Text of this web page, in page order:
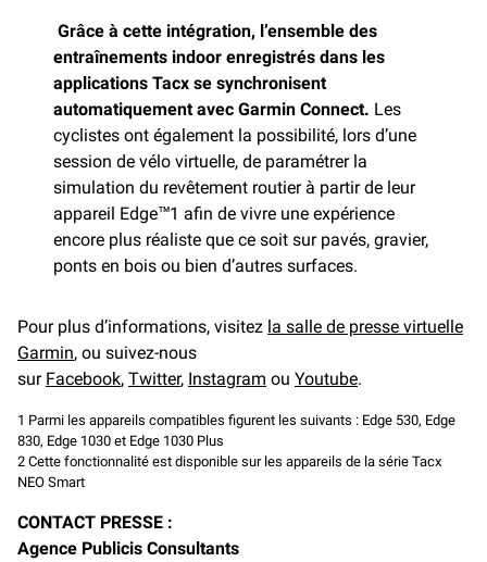
Grâce à cette intégration, l’ensemble des
entraînements indoor enregistrés dans les
applications Tacx se synchronisent
automatiquement avec Garmin Connect. Les
cyclistes ont également la possibilité, lors d’une
session de vélo virtuelle, de paramétrer la
simulation du revêtement routier à partir de leur
appareil Edge™1 afin de vivre une expérience
encore plus réaliste que ce soit sur pavés, gravier,
ponts en bois ou bien d’autres surfaces.
Pour plus d’informations, visitez la salle de presse virtuelle
Garmin, ou suivez-nous
sur Facebook, Twitter, Instagram ou Youtube.
1 Parmi les appareils compatibles figurent les suivants : Edge 530, Edge
830, Edge 1030 et Edge 1030 Plus
2 Cette fonctionnalité est disponible sur les appareils de la série Tacx
NEO Smart
CONTACT PRESSE :
Agence Publicis Consultants